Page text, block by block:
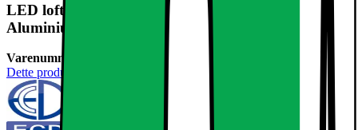
LED loftslampe loftslampe 30x30 cm 12W
Aluminium Matt pære lampe
Varenummer:
Dette produkt er endnu ikke blevet bedømt.